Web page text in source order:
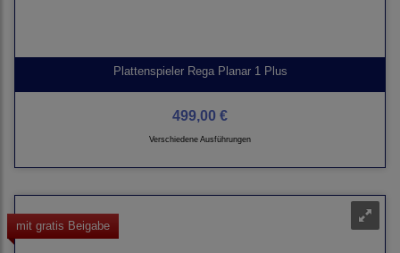
Plattenspieler Rega Planar 1 Plus
499,00 €
Verschiedene Ausführungen
mit gratis Beigabe